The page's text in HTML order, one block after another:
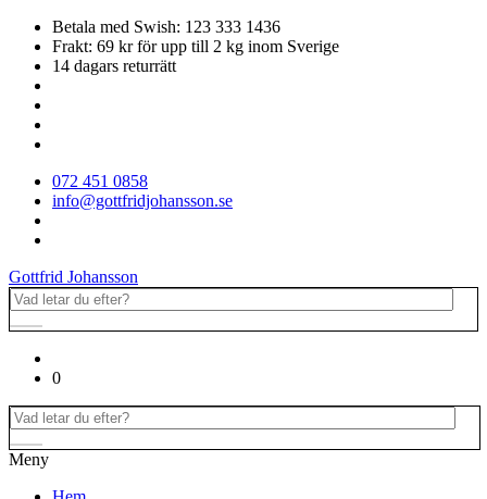
Betala med Swish: 123 333 1436
Frakt: 69 kr för upp till 2 kg inom Sverige
14 dagars returrätt
072 451 0858
info@gottfridjohansson.se
Gottfrid Johansson
0
Meny